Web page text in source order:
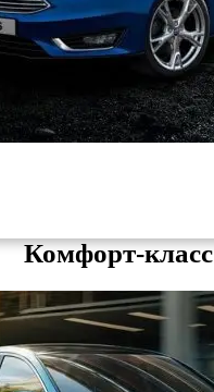
Комфорт-класс